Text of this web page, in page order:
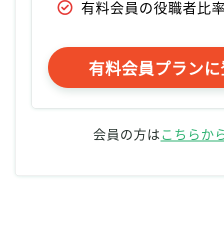
有料会員の役職者比
有料会員プラン
会員の方はこちらか